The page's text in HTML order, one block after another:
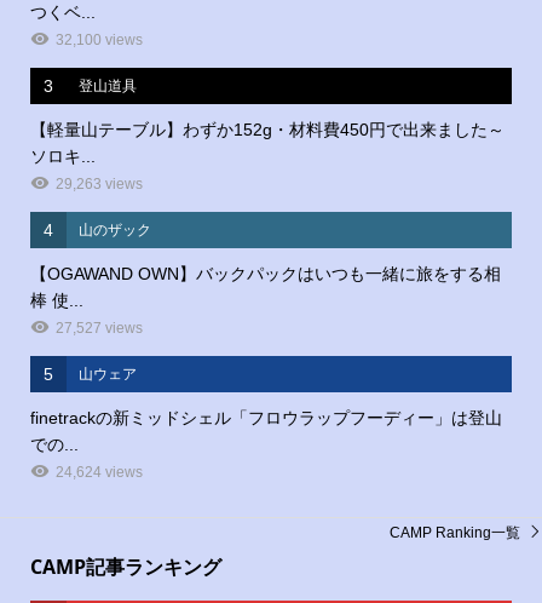
つくベ...
32,100 views
3 登山道具
【軽量山テーブル】わずか152g・材料費450円で出来ました～
ソロキ...
29,263 views
4 山のザック
【OGAWAND OWN】バックパックはいつも一緒に旅をする相
棒 使...
27,527 views
5 山ウェア
finetrackの新ミッドシェル「フロウラップフーディー」は登山
での...
24,624 views
CAMP記事ランキング
CAMP Ranking一覧